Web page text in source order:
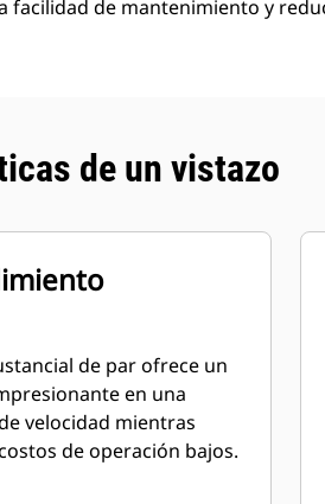
facilidad de mantenimiento y
de un vistazo
de par ofrece un
en una
velocidad mientras
de operación bajos.